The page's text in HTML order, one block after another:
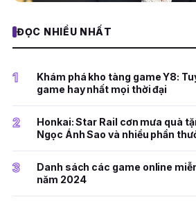
ĐỌC NHIỀU NHẤT
1
Khám phá kho tàng game Y8:
game hay nhất mọi thời đại
2
Honkai: Star Rail cơn mưa quà
Ngọc Ánh Sao và nhiều phần
3
Danh sách các game online
năm 2024